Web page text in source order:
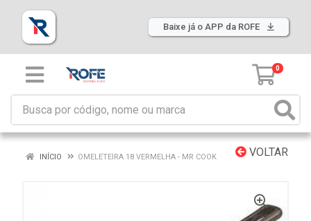
Baixe já o APP da ROFE
0
VOLTAR
INÍCIO OMELETEIRA 18 VERMELHA - MR COOK